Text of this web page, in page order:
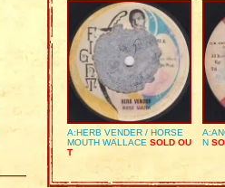
A:HERB VENDER / HORSE
MOUTH WALLACE SOLD OU
T
N